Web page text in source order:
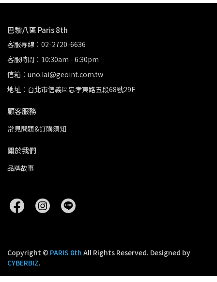
巴黎八區 Paris 8th
客服專線：02-2720-6636
客服時間：10:30am - 6:30pm
信箱：uno.lai@geoint.com.tw
地址：台北市信義區忠孝東路五段68號29F
顧客服務
常見問題&訂購須知
關於我們
品牌故事
Copyright © PARIS 8th All Rights Reserved. Designed by
CYBERBIZ.